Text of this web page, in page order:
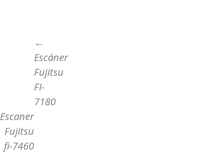
la
entrada
←
Escáner
Fujitsu
FI-
7180
Escaner
Fujitsu
fi-7460